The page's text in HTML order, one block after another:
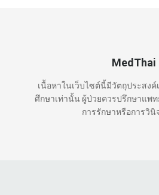
MedThai
เนื้อหาในเว็บไซต์นี้มีวัตถุประสง
ศึกษาเท่านั้น ผู้ป่วยควรปรึกษาแพ
การรักษาหรือการวินิ